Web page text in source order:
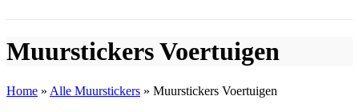
Muurstickers Voertuigen
Home » Alle Muurstickers » Muurstickers Voertuigen